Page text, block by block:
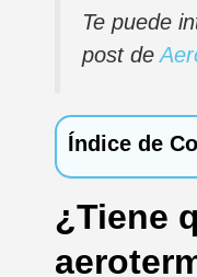
Te puede
post de
Índice de
¿Tiene